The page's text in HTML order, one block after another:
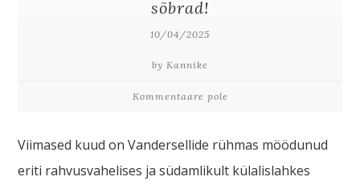
sõbrad!
10/04/2025
by Kannike
Kommentaare pole
Viimased kuud on Vandersellide rühmas möödunud
eriti rahvusvahelises ja südamlikult külalislahkes